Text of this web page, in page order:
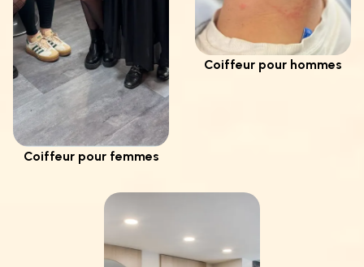
Coiffeur pour femmes
Coiffeur pour hommes